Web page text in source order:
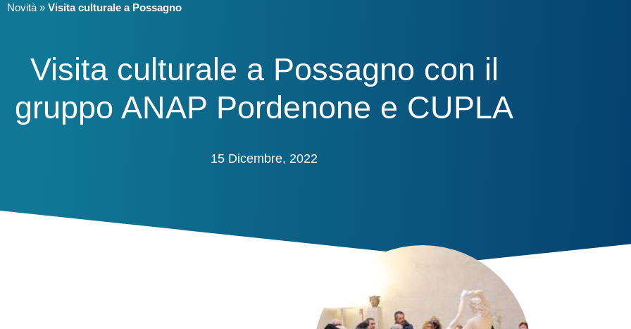
Novità » Visita culturale a Possagno
Visita culturale a Possagno con il
gruppo ANAP Pordenone e CUPLA
15 Dicembre, 2022